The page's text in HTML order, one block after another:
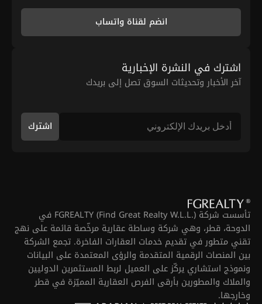
انضم لقناة واتساب
اشترك في النشرة الإخبارية
آخر الأخبار وتحديثات السوق تصل إلى بريدك
اشترك
تأسست شركة FGREALTY (Find Great Realty W.L.L.) في
الدوحة، قطر، وهي شركة وساطة عقارية مرخّصة قائمة على نهج
تقني متطور في تقديم خدمات العقارات الفاخرة. تجمع الشركة
بين المنصات الرقمية المتقدمة والرؤى المعتمدة على البيانات
ونموذج استشاري يركّز على العميل لربط المستثمرين الدوليين
والملاك والمطورين بأرقى الفرص العقارية المميّزة في قطر
وخارجها.